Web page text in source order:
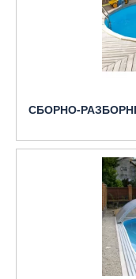
СБОРНО-